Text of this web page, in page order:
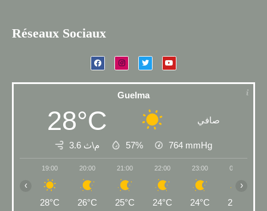
Réseaux Sociaux
Guelma
28°C صافي
3.6 م\ث 57% 764 mmHg
19:00
28°C
20:00
26°C
21:00
25°C
22:00
24°C
23:00
24°C
00:00
23°C
‹ ›